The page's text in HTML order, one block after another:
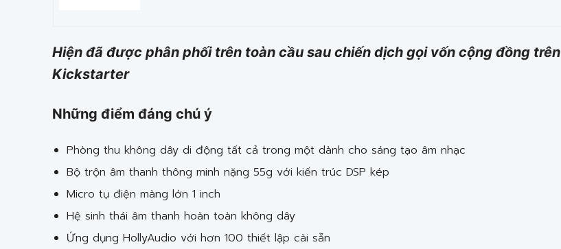
Hiện đã được phân phối trên toàn cầu sau chiến dịch gọi vốn cộng đồng trên
Kickstarter
Những điểm đáng chú ý
Phòng thu không dây di động tất cả trong một dành cho sáng tạo âm nhạc
Bộ trộn âm thanh thông minh nặng 55g với kiến trúc DSP kép
Micro tụ điện màng lớn 1 inch
Hệ sinh thái âm thanh hoàn toàn không dây
Ứng dụng HollyAudio với hơn 100 thiết lập cài sẵn